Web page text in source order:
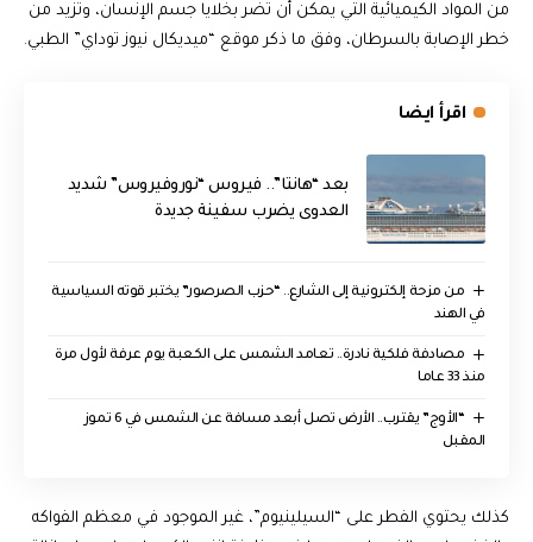
من المواد الكيميائية التي يمكن أن تضر بخلايا جسم الإنسان، وتزيد من
خطر الإصابة بالسرطان، وفق ما ذكر موقع “ميديكال نيوز توداي” الطبي.
اقرأ ايضا
بعد “هانتا”.. فيروس “نوروفيروس” شديد
العدوى يضرب سفينة جديدة
من مزحة إلكترونية إلى الشارع.. “حزب الصرصور” يختبر قوته السياسية
في الهند
مصادفة فلكية نادرة.. تعامد الشمس على الكعبة يوم عرفة لأول مرة
منذ 33 عاما
“الأوج” يقترب.. الأرض تصل أبعد مسافة عن الشمس في 6 تموز
المقبل
كذلك يحتوي الفطر على “السيلينيوم”، غير الموجود في معظم الفواكه